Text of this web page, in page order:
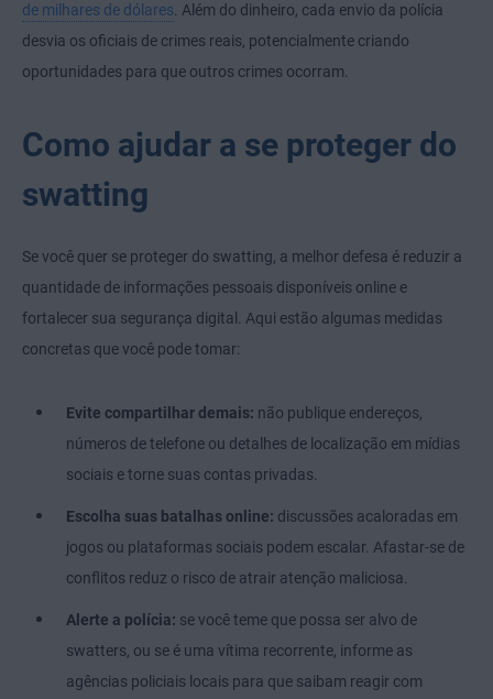
de milhares de dólares. Além do dinheiro, cada envio da polícia
desvia os oficiais de crimes reais, potencialmente criando
oportunidades para que outros crimes ocorram.
Como ajudar a se proteger do
swatting
Se você quer se proteger do swatting, a melhor defesa é reduzir a
quantidade de informações pessoais disponíveis online e
fortalecer sua segurança digital. Aqui estão algumas medidas
concretas que você pode tomar:
Evite compartilhar demais: não publique endereços,
números de telefone ou detalhes de localização em mídias
sociais e torne suas contas privadas.
Escolha suas batalhas online: discussões acaloradas em
jogos ou plataformas sociais podem escalar. Afastar-se de
conflitos reduz o risco de atrair atenção maliciosa.
Alerte a polícia: sevocê teme que possa ser alvo de
swatters, ou se é uma vítima recorrente, informe as
agências policiais locais para que saibam reagir com